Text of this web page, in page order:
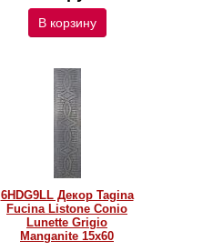
В корзину
6HDG9LL Декор Tagina
Fucina Listone Conio
Lunette Grigio
Manganite 15x60